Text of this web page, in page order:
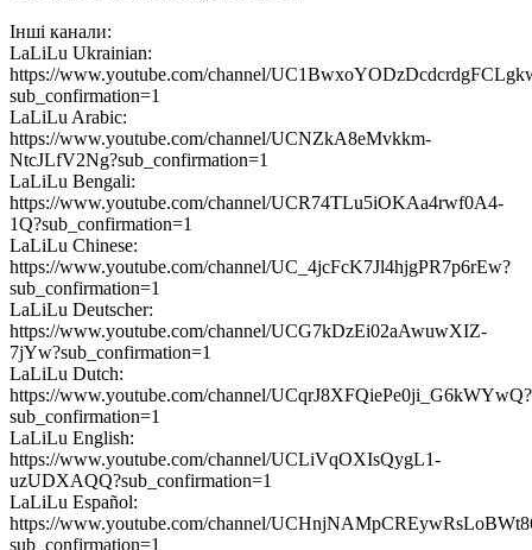
Інші канали:
LaLiLu Ukrainian:
https://www.youtube.com/channel/
sub_confirmation=1
LaLiLu Arabic:
https://www.youtube.com/channel/UCNZkA8eMvkkm-
NtcJLfV2Ng?sub_confirmation=1
LaLiLu Bengali:
https://www.youtube.com/channel/UCR74TLu5iOKAa4rwf0A4-
1Q?sub_confirmation=1
LaLiLu Chinese:
https://www.youtube.com/channel/UC_4jcFcK7Jl4hjgPR7p6rEw?
sub_confirmation=1
LaLiLu Deutscher:
https://www.youtube.com/channel/UCG7kDzEi02aAwuwXIZ-
7jYw?sub_confirmation=1
LaLiLu Dutch:
https://www.youtube.com/channel/UCqrJ8XFQiePe0ji_G6kWYwQ?
sub_confirmation=1
LaLiLu English:
https://www.youtube.com/channel/UCLiVqOXIsQygL1-
uzUDXAQQ?sub_confirmation=1
LaLiLu Español:
https://www.youtube.com/channel/
sub_confirmation=1